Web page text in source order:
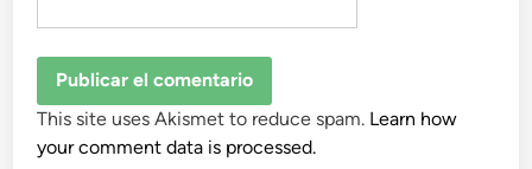
This site uses Akismet to reduce spam. Learn how
your comment data is processed.